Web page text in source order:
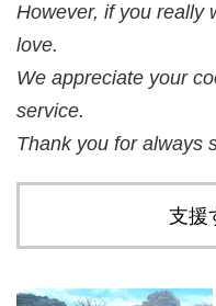
However, if you really
love.
We appreciate your
service.
Thank you for always
支援